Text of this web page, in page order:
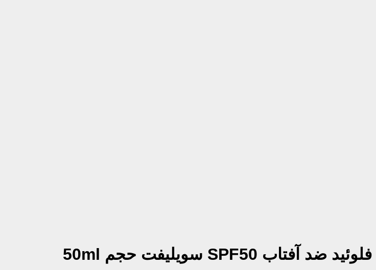
فلوئید ضد آفتاب SPF50 سویلیفت حجم 50ml